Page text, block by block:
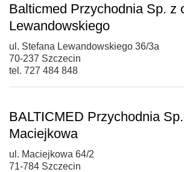
Balticmed Przychodnia Sp. z
Lewandowskiego
ul. Stefana Lewandowskiego 36/3a
70-237 Szczecin
tel. 727 484 848
BALTICMED Przychodnia
Maciejkowa
ul. Maciejkowa 64/2
71-784 Szczecin